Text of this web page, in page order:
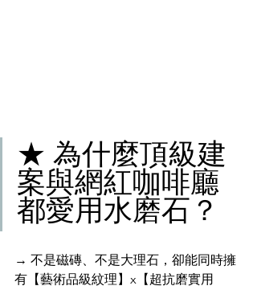
★ 為什麼頂級建
案與網紅咖啡廳
都愛用水磨石？
→ 不是磁磚、不是大理石，卻能同時擁
有【藝術品級紋理】x【超抗磨實用